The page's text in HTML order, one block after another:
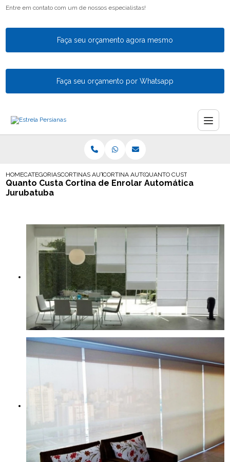
Entre em contato com um de nossos especialistas!
Faça seu orçamento agora mesmo
Faça seu orçamento por Whatsapp
HOMECATEGORIASCORTINAS AUTOMATICASCORTINA AUTOMATICA PARA VARANDA
QUANTO CUSTA CORTINA
Quanto Custa Cortina de Enrolar Automática
Jurubatuba